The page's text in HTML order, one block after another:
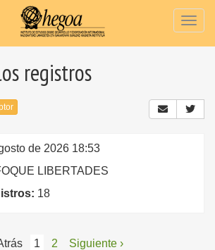
registros
de 2026 18:53
LIBERTADES
18
1 2 Siguiente ›